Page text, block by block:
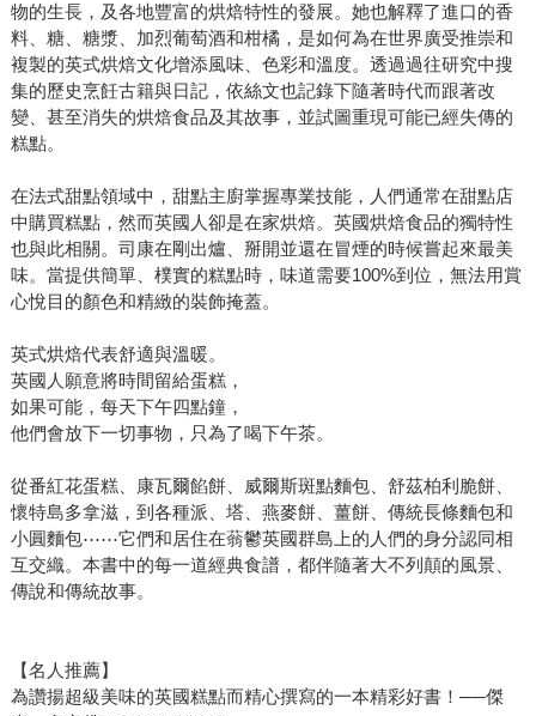
物的生長，及各地豐富的烘焙特性的發展。她也解釋了進口的香
料、糖、糖漿、加烈葡萄酒和柑橘，是如何為在世界廣受推崇和
複製的英式烘焙文化增添風味、色彩和溫度。透過過往研究中搜
集的歷史烹飪古籍與日記，依絲文也記錄下隨著時代而跟著改
變、甚至消失的烘焙食品及其故事，並試圖重現可能已經失傳的
糕點。
在法式甜點領域中，甜點主廚掌握專業技能，人們通常在甜點店
中購買糕點，然而英國人卻是在家烘焙。英國烘焙食品的獨特性
也與此相關。司康在剛出爐、掰開並還在冒煙的時候嘗起來最美
味。當提供簡單、樸實的糕點時，味道需要100%到位，無法用賞
心悅目的顏色和精緻的裝飾掩蓋。
英式烘焙代表舒適與溫暖。
英國人願意將時間留給蛋糕，
如果可能，每天下午四點鐘，
他們會放下一切事物，只為了喝下午茶。
從番紅花蛋糕、康瓦爾餡餅、威爾斯斑點麵包、舒茲柏利脆餅、
懷特島多拿滋，到各種派、塔、燕麥餅、薑餅、傳統長條麵包和
小圓麵包⋯⋯它們和居住在蓊鬱英國群島上的人們的身分認同相
互交織。本書中的每一道經典食譜，都伴隨著大不列顛的風景、
傳說和傳統故事。
【名人推薦】
為讚揚超級美味的英國糕點而精心撰寫的一本精彩好書！──傑